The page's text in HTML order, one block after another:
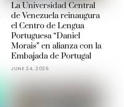
La Universidad Central
de Venezuela reinaugura
el Centro de Lengua
Portuguesa “Daniel
Morais” en alianza con la
Embajada de Portugal
JUNE 24, 2026